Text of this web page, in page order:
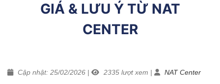
GIÁ & LƯU Ý TỪ NAT
CENTER
Cập nhật: 25/02/2026 | 2335 lượt xem | NAT Center